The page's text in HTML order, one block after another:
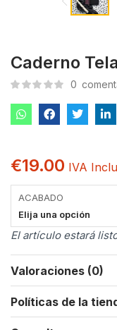
Caderno
0
€19.00 IVA
ACABADO
Elija una opción
El artículo estará
Valoraciones (0)
Políticas de la